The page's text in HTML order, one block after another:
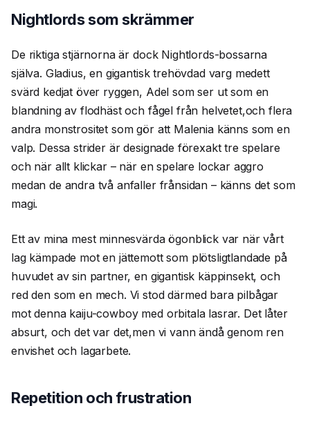
Nightlords som skrämmer
De riktiga stjärnorna är dock Nightlords-bossarna
själva. Gladius, en gigantisk trehövdad varg medett
svärd kedjat över ryggen, Adel som ser ut som en
blandning av flodhäst och fågel från helvetet,och flera
andra monstrositet som gör att Malenia känns som en
valp. Dessa strider är designade förexakt tre spelare
och när allt klickar – när en spelare lockar aggro
medan de andra två anfaller frånsidan – känns det som
magi.
Ett av mina mest minnesvärda ögonblick var när vårt
lag kämpade mot en jättemott som plötsligtlandade på
huvudet av sin partner, en gigantisk käppinsekt, och
red den som en mech. Vi stod därmed bara pilbågar
mot denna kaiju-cowboy med orbitala lasrar. Det låter
absurt, och det var det,men vi vann ändå genom ren
envishet och lagarbete.
Repetition och frustration